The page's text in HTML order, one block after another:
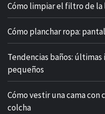
Cómo limpiar el filtro de la
Cómo planchar ropa:
Tendencias baños:
pequeños
Cómo vestir una cama
colcha